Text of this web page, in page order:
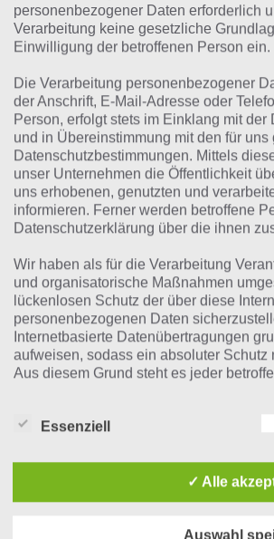
Die Lösung für das tägliche Rätsel
1 Wort. Wenn du dort aktuell
HIRSCH
Du suchst eine andere Lösung?
Tägliches BONUS Rätsel:Zur
Rätsel aus dem Jahr 2019:
Zur Übersicht:4 Bilder 1 Wort
personenbezogener Daten erforderlich
Verarbeitung keine gesetzliche
Einwilligung der betroffenen Person ein.
Die Verarbeitung personenbezogener
der Anschrift, E-Mail-Adresse oder
Person, erfolgt stets im Einklang mit
und in Übereinstimmung mit den für
Datenschutzbestimmungen. Mittels
unser Unternehmen die Öffentlichkeit
uns erhobenen, genutzten und
informieren. Ferner werden betroffene
Datenschutzerklärung über die ihnen
Wir haben als für die Verarbeitung
und organisatorische Maßnahmen
lückenlosen Schutz der über diese
personenbezogenen Daten
Internetbasierte Datenübertragungen
aufweisen, sodass ein absoluter
Aus diesem Grund steht es jeder
Europäischen Richtlinien- und
Essenziell
✓ Alle
Auswahl